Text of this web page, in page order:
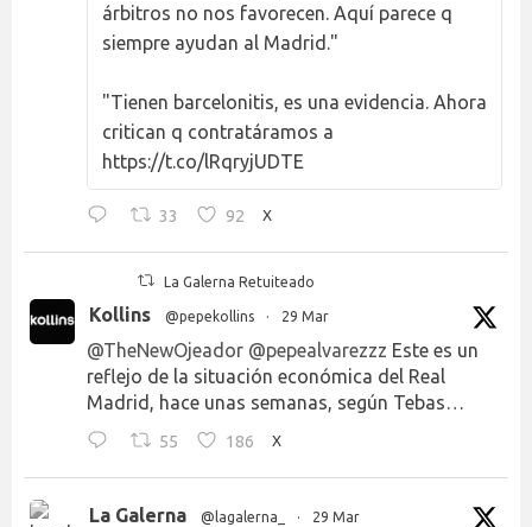
árbitros no nos favorecen. Aquí parece q
siempre ayudan al Madrid."
"Tienen barcelonitis, es una evidencia. Ahora
critican q contratáramos a
https://t.co/lRqryjUDTE
33 92 X
La Galerna Retuiteado
Kollins @pepekollins · 29 Mar
@TheNewOjeador @pepealvarezzz Este es un
reflejo de la situación económica del Real
Madrid, hace unas semanas, según Tebas…
55 186 X
La Galerna @lagalerna_ · 29 Mar